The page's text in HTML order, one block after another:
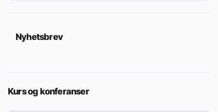
Nyhetsbrev
Kurs og konferanser